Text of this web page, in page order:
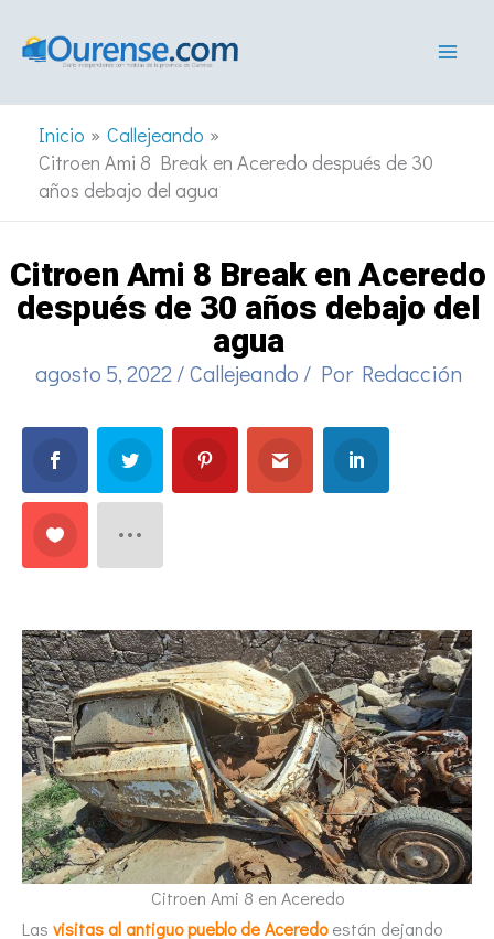
Inicio
Callejeando
Citroen Ami 8 Break en Aceredo después de 30
años debajo del agua
Citroen Ami 8 Break en Aceredo
después de 30 años debajo del
agua
agosto 5, 2022 /Callejeando / Por Redacción
Citroen Ami 8 en Aceredo
Las visitas al antiguo pueblo de Aceredoestán dejando